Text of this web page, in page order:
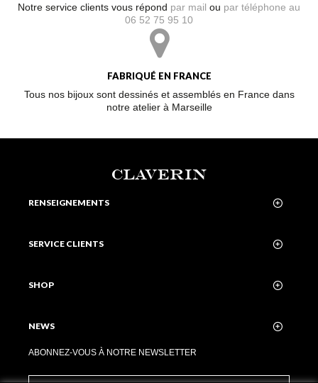
Notre service clients vous répond par mail ou par téléphone au
06 52 75 95 10
FABRIQUÉ EN FRANCE
Tous nos bijoux sont dessinés et assemblés en France dans
notre atelier à Marseille
CLAVERIN
RENSEIGNEMENTS
SERVICE CLIENTS
SHOP
NEWS
ABONNEZ-VOUS À NOTRE NEWSLETTER